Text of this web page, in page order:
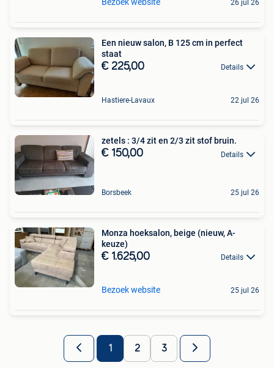
26 jul 26
Een nieuw salon, B 125 cm in perfect
staat
€ 225,00 Details
Hastiere-Lavaux 22 jul 26
zetels : 3/4 zit en 2/3 zit stof bruin.
€ 150,00 Details
Borsbeek 25 jul 26
Monza hoeksalon, beige (nieuw, A-
keuze)
€ 1.625,00 Details
Bezoek website 25 jul 26
1 2 3